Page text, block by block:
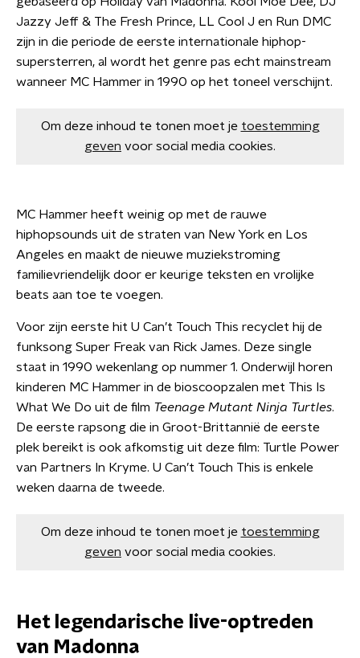
Jazzy Jeff & The Fresh Prince, LL Cool J en Run DMC
zijn in die periode de eerste internationale hiphop-
supersterren, al wordt het genre pas echt mainstream
wanneer MC Hammer in 1990 op het toneel verschijnt.
Om deze inhoud te tonen moet je toestemming
geven voor social media cookies.
MC Hammer heeft weinig op met de rauwe
hiphopsounds uit de straten van New York en Los
Angeles en maakt de nieuwe muziekstroming
familievriendelijk door er keurige teksten en vrolijke
beats aan toe te voegen.
Voor zijn eerste hit U Can’t Touch This recyclet hij de
funksong Super Freak van Rick James. Deze single
staat in 1990 wekenlang op nummer 1. Onderwijl horen
kinderen MC Hammer in de bioscoopzalen met This Is
What We Do uit de film Teenage Mutant Ninja Turtles.
De eerste rapsong die in Groot-Brittannië de eerste
plek bereikt is ook afkomstig uit deze film: Turtle Power
van Partners In Kryme. U Can’t Touch This is enkele
weken daarna de tweede.
Om deze inhoud te tonen moet je toestemming
geven voor social media cookies.
Het legendarische live-optreden
van Madonna